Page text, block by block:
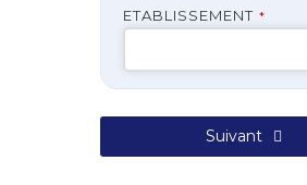
ETABLISSEMENT *
Suivant